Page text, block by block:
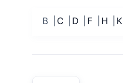
B C D F H K